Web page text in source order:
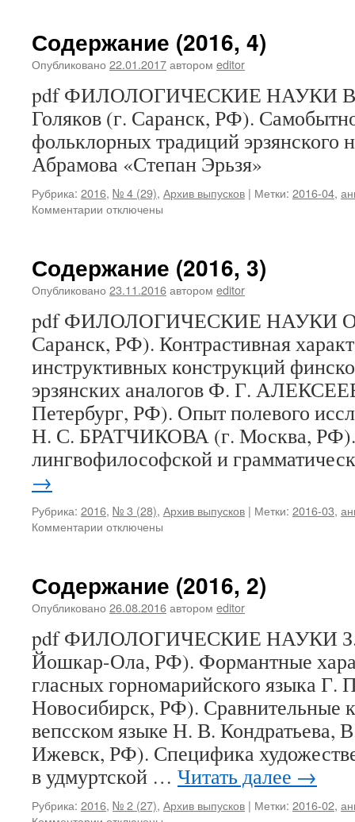
2)
Содержание (2016, 4)
Опубликовано 22.01.2017автором editor
pdf ФИЛОЛОГИЧЕСКИЕ НАУКИ В.
Голяков (г. Саранск, РФ).
фольклорных традиций эрзянского
Абрамова «Степан Эрьзя»
Рубрика: 2016, № 4 (29), Архив выпусков | Метки: 2016-04,
Комментарии к
4)
отключены
Содержание (2016, 3)
Опубликовано 23.11.2016автором editor
pdf ФИЛОЛОГИЧЕСКИЕ НАУКИ
Саранск, РФ). Контрастивная
инструктивных конструкций
эрзянских аналогов Ф. Г.
Петербург, РФ). Опыт полевого
Н. С. БРАТЧИКОВА (г. Москва, РФ).
лингвофилософской и
→
Рубрика: 2016, № 3 (28), Архив выпусков | Метки: 2016-03,
Комментарии к
3)
отключены
Содержание (2016, 2)
Опубликовано 26.08.2016автором editor
pdf ФИЛОЛОГИЧЕСКИЕ НАУКИ З.
Йошкар-Ола, РФ). Формантные
гласных горномарийского языка Г.
Новосибирск, РФ). Сравнительные
вепсском языке Н. В. Кондратьева,
Ижевск, РФ). Специфика
в удмуртской … Читать далее →
Рубрика: 2016, № 2 (27), Архив выпусков | Метки: 2016-02,